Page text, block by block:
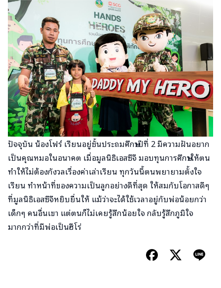
ปัจจุบัน น้องโฟร์ เรียนอยู่ชั้นประถมศึกษาปีที่ 2 มีความฝันอยาก
เป็นคุณหมอในอนาคต เมื่อมูลนิธิเอสซีจี มอบทุนการศึกษาให้ตน
ทำให้ไม่ต้องกังวลเรื่องค่าเล่าเรียน ทุกวันนี้ตนพยายามตั้งใจ
เรียน ทำหน้าที่ของความเป็นลูกอย่างดีที่สุด ให้สมกับโอกาสดีๆ
ที่มูลนิธิเอสซีจีหยิบยื่นให้ แม้ว่าจะได้ใช้เวลาอยู่กับพ่อน้อยกว่า
เด็กๆ คนอื่นเขา แต่ตนก็ไม่เคยรู้สึกน้อยใจ กลับรู้สึกภูมิใจ
มากกว่าที่มีพ่อเป็นฮีโร่